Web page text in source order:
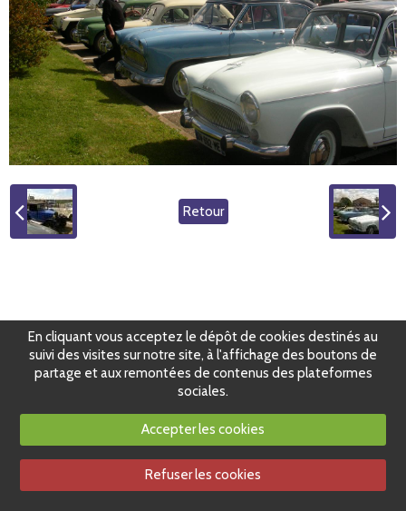
Retour
En cliquant vous acceptez le dépôt de cookies destinés au
suivi des visites sur notre site, à l'affichage des boutons de
partage et aux remontées de contenus des plateformes
sociales.
Accepter les cookies
Refuser les cookies